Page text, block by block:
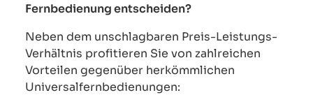
Fernbedienung entscheiden?
Neben dem unschlagbaren Preis-Leistungs-
Verhältnis profitieren Sie von zahlreichen
Vorteilen gegenüber herkömmlichen
Universalfernbedienungen: